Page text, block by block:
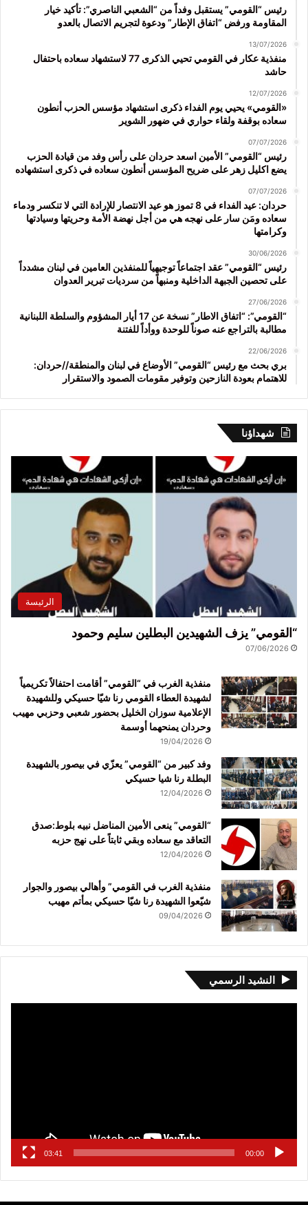
رئيس “القومي” يستقبل وفداً من “الشعبي الناصري”: تأكيد خيار
المقاومة ورفض “اتفاق الإطار” ودعوة لتجريم الاتصال بالعدو
13/07/2026
منفذية عكار في القومي تحيي الذكرى 77 لاستشهاد سعاده باحتفال
حاشد
12/07/2026
«القومي» يحيي يوم الفداء ذكرى استشهاد مؤسس الحزب أنطون
سعاده بوقفة ولقاء حواري في ضهور الشوير
07/07/2026
رئيس “القومي” الأمين اسعد حردان على رأس وفد من قيادة الحزب
يضع اكليل زهر على ضريح المؤسس أنطون سعاده في ذكرى استشهاده
07/07/2026
حردان: عيد الفداء في 8 تموز هو عيد الانتصار للإرادة التي لا تنكسر ودماء
سعاده ومَن سار على نهجه هي من أجل نهضة الأمة وحريتها وسيادتها
وكرامتها
30/06/2026
رئيس “القومي” عقد اجتماعاً توجيهياً للمنفذين العامين في لبنان مشدداً
على تحصين الجبهة الداخلية ومنبهاً من سرديات تبرير العدوان
27/06/2026
“القومي”: “اتفاق الاطار” نسخة عن 17 أيار المشؤوم والسلطة اللبنانية
مطالبة بالتراجع عنه صوناً للوحدة ووأداً للفتنة
22/06/2026
بري بحث مع رئيس “القومي” الأوضاع في لبنان والمنطقة//حردان:
للاهتمام بعودة النازحين وتوفير مقومات الصمود والاستقرار
شهداؤنا
الرئيسة
“القومي” يزف الشهيدين البطلين سليم وحمود
07/06/2026
منفذية الغرب في “القومي” أقامت احتفالاً تكريمياً
لشهيدة العطاء القومي رنا شيّا حسيكي وللشهيدة
الإعلامية سوزان الخليل بحضور شعبي وحزبي مهيب
وحردان يمنحهما أوسمة
19/04/2026
وفد كبير من “القومي” يعزّي في بيصور بالشهيدة
البطلة رنا شيا حسيكي
12/04/2026
“القومي” ينعى الأمين المناضل نبيه بلوط:صدق
التعاقد مع سعاده وبقي ثابتاً على نهج حزبه
12/04/2026
منفذية الغرب في القومي” وأهالي بيصور والجوار
شيّعوا الشهيدة رنا شيّا حسيكي بمأتم مهيب
09/04/2026
النشيد الرسمي
00:00
03:41